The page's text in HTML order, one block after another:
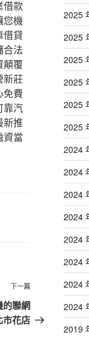
借款
您機
借貸
合法
顛覆
新莊
免費
靠汽
新推
資當
下
一
篇
下一篇
的聯網
市花店
2025
2025
2025
2025
2025
2025
2024
2024
2024
2024
2024
2024
2024
2024
2019